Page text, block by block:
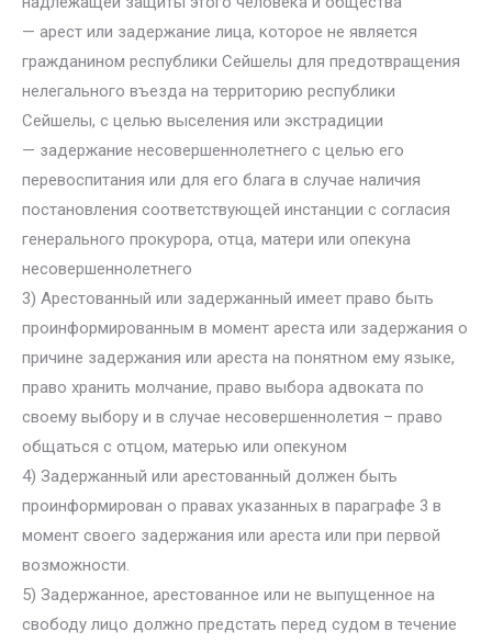
— арест или задержание лица, которое не является
гражданином республики Сейшелы для предотвращения
нелегального въезда на территорию республики
Сейшелы, с целью выселения или экстрадиции
— задержание несовершеннолетнего с целью его
перевоспитания или для его блага в случае наличия
постановления соответствующей инстанции с согласия
генерального прокурора, отца, матери или опекуна
несовершеннолетнего
3) Арестованный или задержанный имеет право быть
проинформированным в момент ареста или задержания о
причине задержания или ареста на понятном ему языке,
право хранить молчание, право выбора адвоката по
своему выбору и в случае несовершеннолетия – право
общаться с отцом, матерью или опекуном
4) Задержанный или арестованный должен быть
проинформирован о правах указанных в параграфе 3 в
момент своего задержания или ареста или при первой
возможности.
5) Задержанное, арестованное или не выпущенное на
свободу лицо должно предстать перед судом в течение